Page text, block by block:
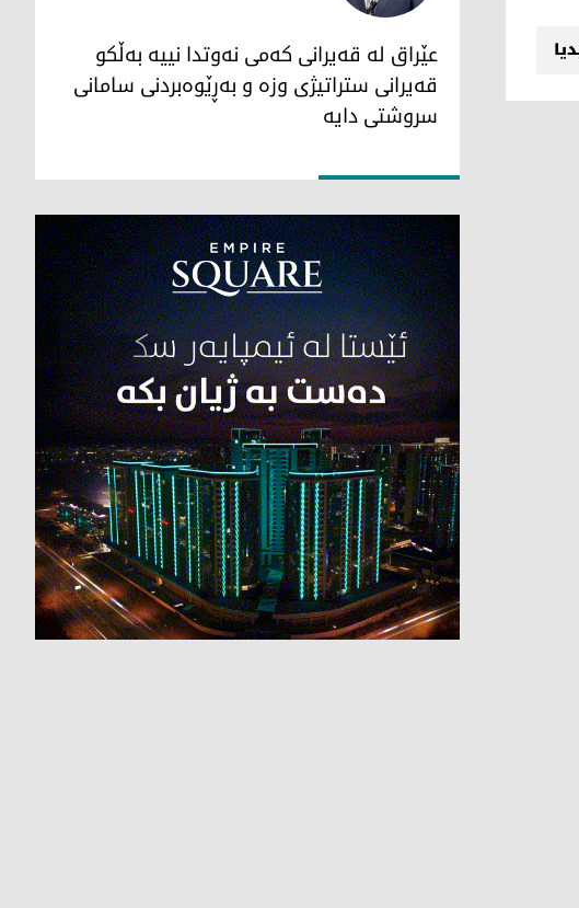
جەگەر عەزیز هەرکی
عێراق لە قەیرانی کەمی نەوتدا نییە بەڵکو
قەیرانی ستراتیژی وزە و بەڕێوەبردنی سامانی
سروشتی دایە